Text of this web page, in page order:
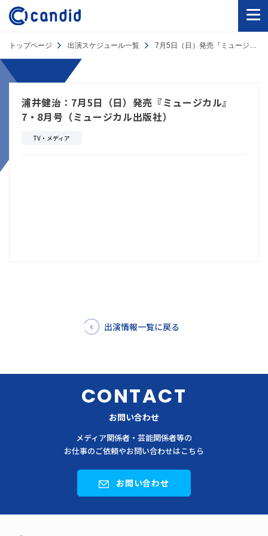
トップページ 出演スケジュール一覧 7月5日（日）発売『ミュージカル』7・8月号（ミュージカル出版社）
浦井健治：7月5日（日）発売『ミュージカル』
7・8月号（ミュージカル出版社）
TV・メディア
出演情報一覧に戻る
CONTACT
お問い合わせ
メディア関係者・芸能関係者等の
お仕事のご依頼やお問い合わせはこちら
お問い合わせ